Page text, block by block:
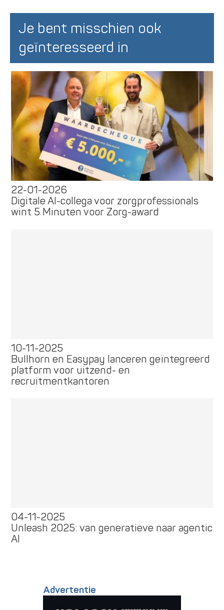
Je bent misschien ook
geïnteresseerd in
22-01-2026
Digitale AI-collega voor zorgprofessionals
wint 5 Minuten voor Zorg-award
10-11-2025
Bullhorn en Easypay lanceren geïntegreerd
platform voor uitzend- en
recruitmentkantoren
04-11-2025
Unleash 2025: van generatieve naar agentic
AI
Advertentie